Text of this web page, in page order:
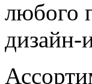
любого
дизайн-